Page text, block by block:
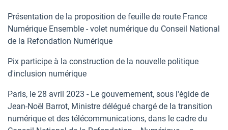
Présentation de la proposition de feuille de route France
Numérique Ensemble - volet numérique du Conseil National
de la Refondation Numérique
Pix participe à la construction de la nouvelle politique
d'inclusion numérique
Paris, le 28 avril 2023 - Le gouvernement, sous l'égide de
Jean-Noël Barrot, Ministre délégué chargé de la transition
numérique et des télécommunications, dans le cadre du